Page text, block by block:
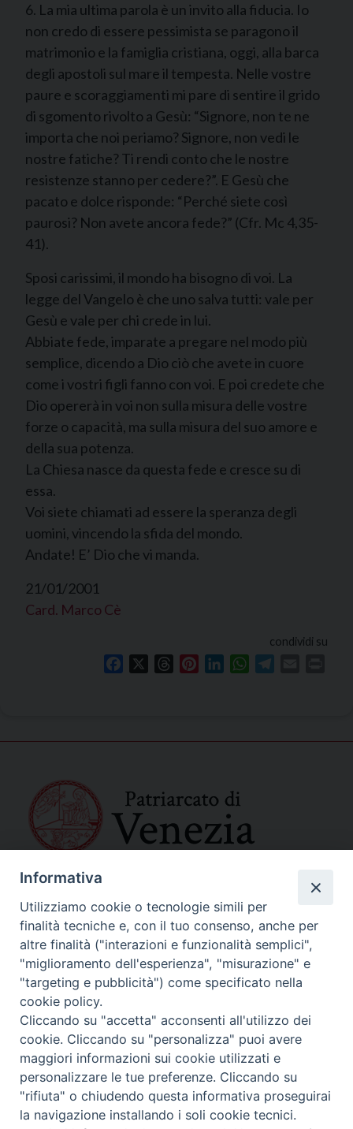
6. La mia ultima parola è un invito alla fiducia. Io
non credo di essere pessimista se paragono il
matrimonio e la famiglia cristiana, oggi, alla barca
degli apostoli sul mare il tempesta. Nelle vostre
paure e scoraggiamenti mi pare di sentire il grido
di sgomento rivolto a Gesù: “Signore, non te ne
importa che noi periamo? Signore, non vedi le
nostre fatiche? Ti rendi conto che le nostre
resistenze stanno per cedere?”. E Gesù che
pacato e dolce risponde: “Perché siete così
paurosi? Non avete ancora fede?” (Cfr. Mc 4,35-
41).
Sposi carissimi, il mondo ha bisogno di voi. La
legge del Vangelo è che uno salva tutti: vale per
Gesù e vale per chi crede in lui.
Abbiate fede, imparate a pregare nel modo più
semplice, dicendo a Dio ciò che avete in cuore
come i vostri figli fanno con voi. E poi credete che
Dio opererà in voi non sulla misura delle vostre
forze o capacità, ma sulla misura del suo amore e
della sua potenza.
La Chiesa nasce da questa fede e cresce su di
essa.
Voi siete chiamati ad essere la speranza degli
uomini, vincendo la sfida del mondo.
Andate! E’ Dio che vi manda.
21/01/2001
Card. Marco Cè
condividi su
Facebook ThreadsPinterestLinkedInWhatsApp
SEDE PRINCIPALE
Palazzo Patriarcale
San Marco, 320/A – 30124 Venezia
Tel. 041-2702411
e-mail curia@patriarcatovenezia.it
Indirizzo PEC: patriarcatovenezia@pec.chiesacattolica.it
Policy Privacy
Copyright©2024 Patriarcato di Venezia
Informativa
Utilizziamo cookie o tecnologie simili per
finalità tecniche e, con il tuo consenso, anche per
altre finalità ("interazioni e funzionalità semplici",
"miglioramento dell'esperienza", "misurazione" e
"targeting e pubblicità") come specificato nella
cookie policy.
Cliccando su "accetta" acconsenti all'utilizzo dei
cookie. Cliccando su "personalizza" puoi avere
maggiori informazioni sui cookie utilizzati e
personalizzare le tue preferenze. Cliccando su
"rifiuta" o chiudendo questa informativa proseguirai
la navigazione installando i soli cookie tecnici.